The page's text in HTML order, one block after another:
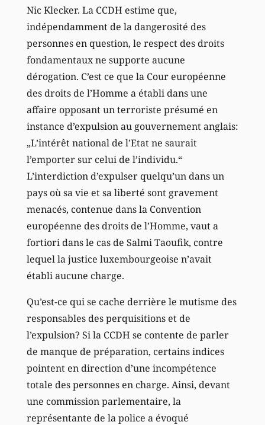
Nic Klecker. La CCDH estime que,
indépendamment de la dangerosité des
personnes en question, le respect des droits
fondamentaux ne supporte aucune
dérogation. C’est ce que la Cour européenne
des droits de l’Homme a établi dans une
affaire opposant un terroriste présumé en
instance d’expulsion au gouvernement anglais:
„L’intérêt national de l’Etat ne saurait
l’emporter sur celui de l’individu.“
L’interdiction d’expulser quelqu’un dans un
pays où sa vie et sa liberté sont gravement
menacés, contenue dans la Convention
européenne des droits de l’Homme, vaut a
fortiori dans le cas de Salmi Taoufik, contre
lequel la justice luxembourgeoise n’avait
établi aucune charge.
Qu’est-ce qui se cache derrière le mutisme des
responsables des perquisitions et de
l’expulsion? Si la CCDH se contente de parler
de manque de préparation, certains indices
pointent en direction d’une incompétence
totale des personnes en charge. Ainsi, devant
une commission parlementaire, la
représentante de la police a évoqué